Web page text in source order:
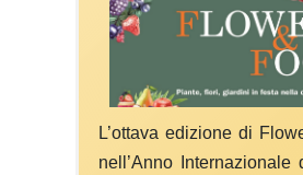
L’ottava edizione di
nell’Anno Internazionale